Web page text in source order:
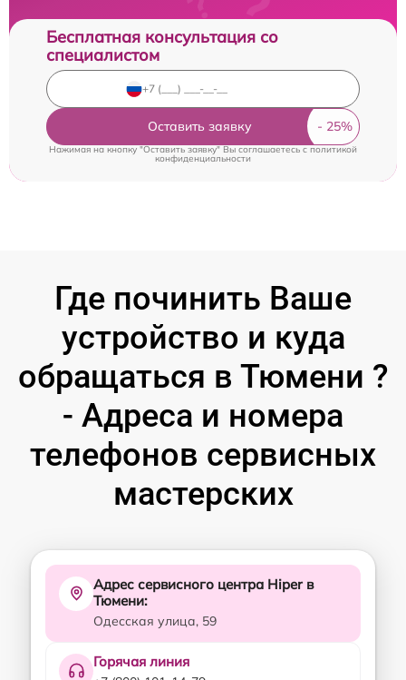
Бесплатная консультация со
специалистом
Оставить заявку
Нажимая на кнопку "Оставить заявку" Вы соглашаетесь cполитикой
конфиденциальности
Где починить Ваше
устройство и куда
обращаться в Тюмени ?
- Адреса и номера
телефонов сервисных
мастерских
Адрес сервисного центра Hiper в
Тюмени:
Одесская улица, 59
Горячая линия